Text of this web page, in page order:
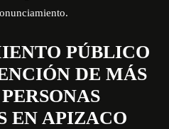
PÚBLICO
DE MÁS
EN APIZACO